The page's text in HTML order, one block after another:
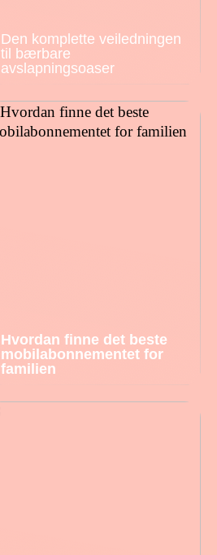
Den komplette veiledningen
til bærbare
avslapningsoaser
Hvordan finne det beste
mobilabonnementet for
familien